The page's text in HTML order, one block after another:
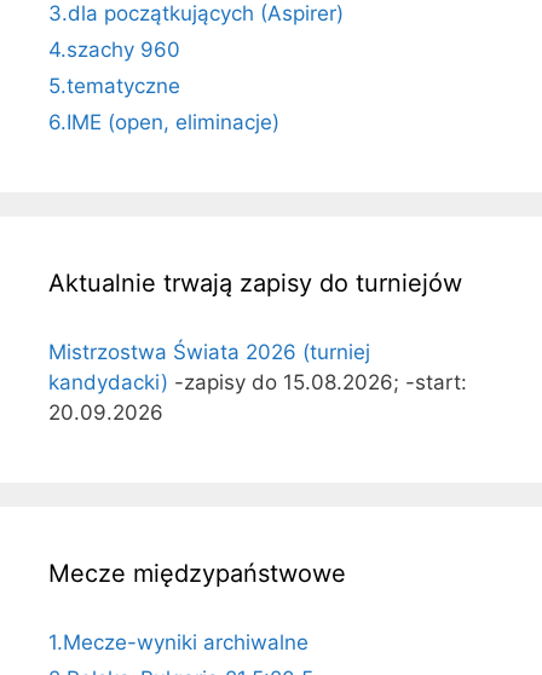
3.dla początkujących (Aspirer)
4.szachy 960
5.tematyczne
6.IME (open, eliminacje)
Aktualnie trwają zapisy do turniejów
Mistrzostwa Świata 2026 (turniej
kandydacki) -zapisy do 15.08.2026; -start:
20.09.2026
Mecze międzypaństwowe
1.Mecze-wyniki archiwalne